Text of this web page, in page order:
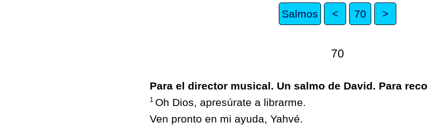
Salmos < 70 >
70
Para el director musical. Un salmo de David. Para
1 Oh Dios, apresúrate a librarme.
Ven pronto en mi ayuda, Yahvé.